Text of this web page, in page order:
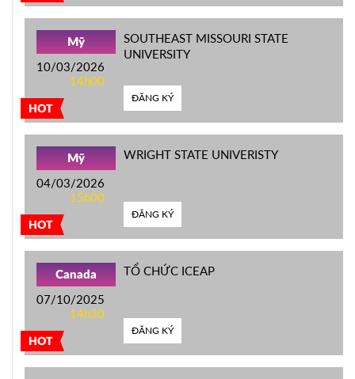
HOT
Mỹ
10/03/2026
14h00
SOUTHEAST MISSOURI STATE
UNIVERSITY
ĐĂNG KÝ
HOT
Mỹ
04/03/2026
15h00
WRIGHT STATE UNIVERISTY
ĐĂNG KÝ
HOT
Canada
07/10/2025
14h30
TỔ CHỨC ICEAP
ĐĂNG KÝ